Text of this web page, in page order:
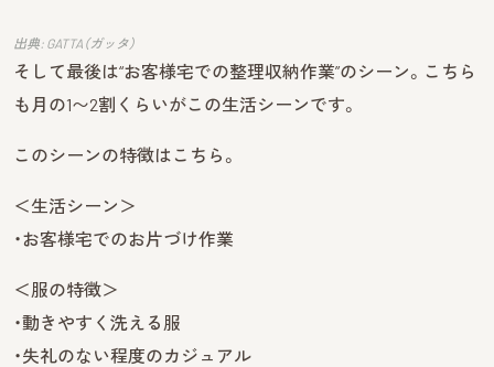
出典: GATTA（ガッタ）
そして最後は“お客様宅での整理収納作業”のシーン。こちら
も月の1〜2割くらいがこの生活シーンです。
このシーンの特徴はこちら。
＜生活シーン＞
・お客様宅でのお片づけ作業
＜服の特徴＞
・動きやすく洗える服
・失礼のない程度のカジュアル